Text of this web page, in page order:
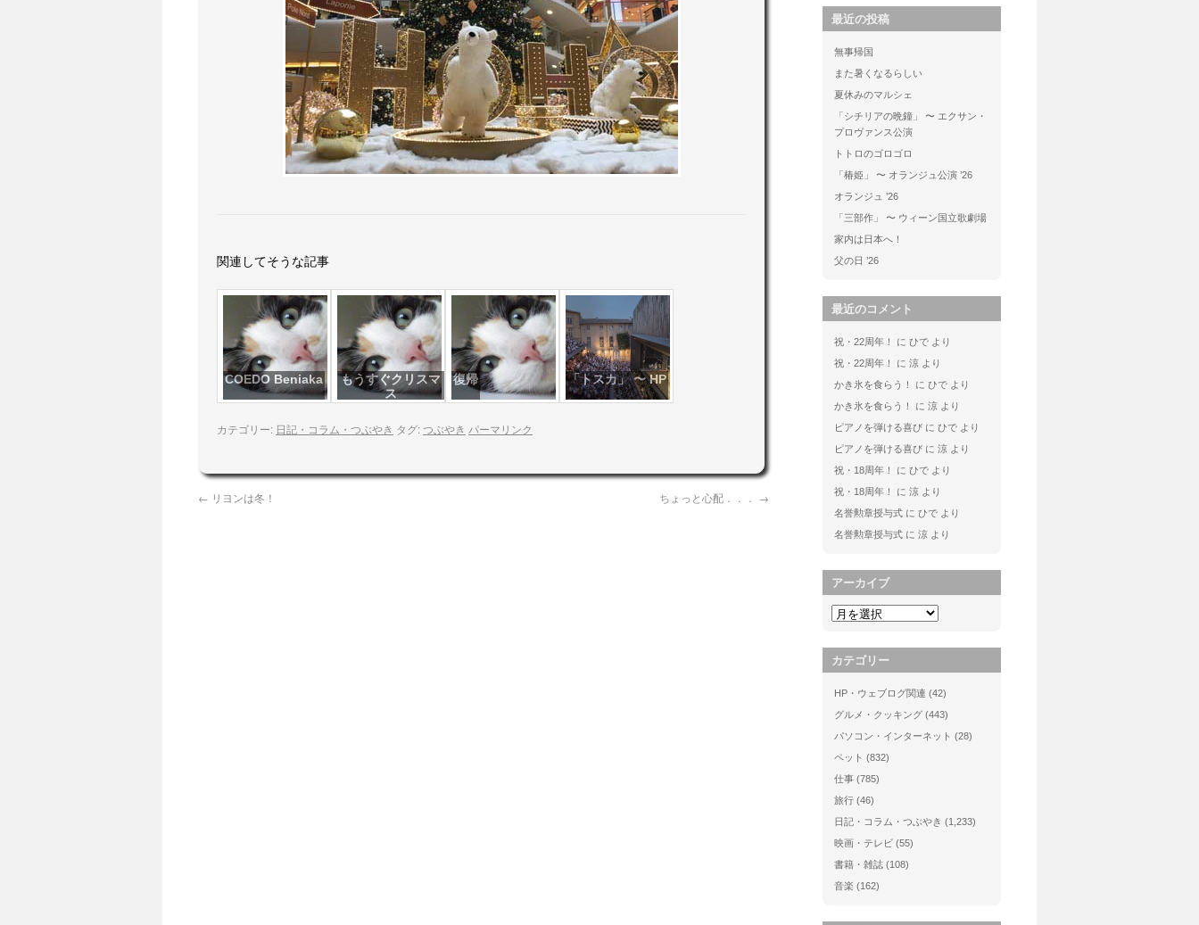
関連してそうな記事
COEDO Beniaka
もうすぐクリスマ
ス
復帰 「トスカ」 〜 HP
カテゴリー: 日記・コラム・つぶやき タグ:つぶやき パーマリンク
← リヨンは冬！ ちょっと心配．．． →
最近の投稿
無事帰国
また暑くなるらしい
夏休みのマルシェ
「シチリアの晩鐘」 〜 エクサン・
プロヴァンス公演
トトロのゴロゴロ
「椿姫」 〜 オランジュ公演 ’26
オランジュ ’26
「三部作」 〜 ウィーン国立歌劇場
家内は日本へ！
父の日 ’26
最近のコメント
祝・22周年！ に ひで より
祝・22周年！
に 涼 より
かき氷を食らう！
に ひで より
かき氷を食らう！
に 涼 より
ピアノを弾ける喜び に ひで より
ピアノを弾ける喜び に 涼 より
祝・18周年！
に ひで より
祝・18周年！
に 涼 より
名誉勲章授与式 に ひで より
名誉勲章授与式 に 涼 より
アーカイブ
カテゴリー
HP・ウェブログ関連 (42)
グルメ・クッキング (443)
パソコン・インターネット (28)
ペット (832)
仕事 (785)
旅行 (46)
日記・コラム・つぶやき (1,233)
映画・テレビ (55)
書籍・雑誌 (108)
音楽 (162)